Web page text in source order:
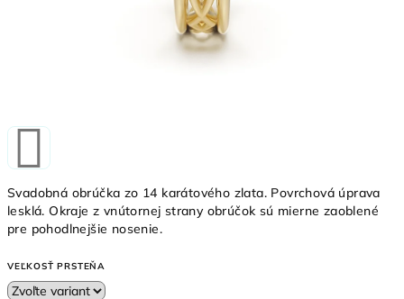
Svadobná obrúčka zo 14 karátového zlata. Povrchová úprava
lesklá. Okraje z vnútornej strany obrúčok sú mierne zaoblené
pre pohodlnejšie nosenie.
VEĽKOSŤ PRSTEŇA